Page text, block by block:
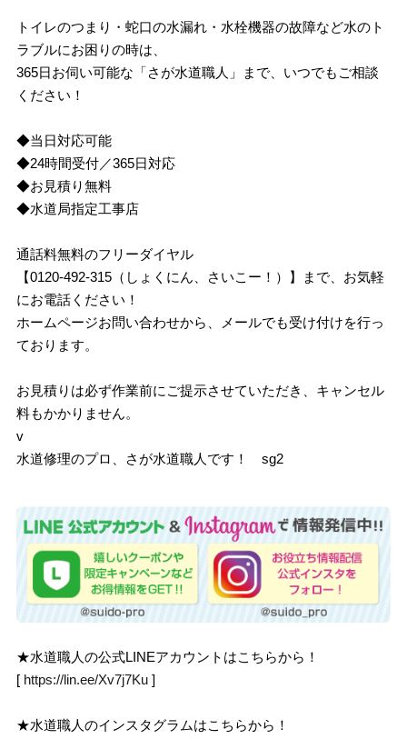
トイレのつまり・蛇口の水漏れ・水栓機器の故障など水のト
ラブルにお困りの時は、
365日お伺い可能な「さが水道職人」まで、いつでもご相談
ください！
◆当日対応可能
◆24時間受付／365日対応
◆お見積り無料
◆水道局指定工事店
通話料無料のフリーダイヤル
【0120-492-315（しょくにん、さいこー！）】まで、お気軽
にお電話ください！
ホームページお問い合わせから、メールでも受け付けを行っ
ております。
お見積りは必ず作業前にご提示させていただき、キャンセル
料もかかりません。
v
水道修理のプロ、さが水道職人です！ sg2
★水道職人の公式LINEアカウントはこちらから！
[ https://lin.ee/Xv7j7Ku ]
★水道職人のインスタグラムはこちらから！